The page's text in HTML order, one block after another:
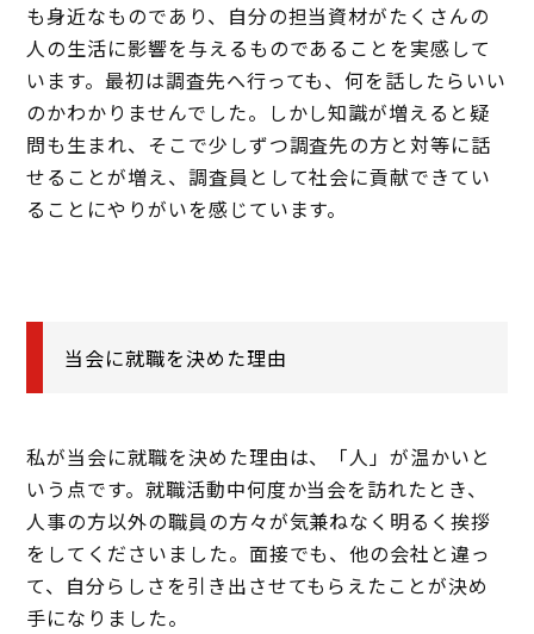
も身近なものであり、自分の担当資材がたくさんの
人の生活に影響を与えるものであることを実感して
います。最初は調査先へ行っても、何を話したらいい
のかわかりませんでした。しかし知識が増えると疑
問も生まれ、そこで少しずつ調査先の方と対等に話
せることが増え、調査員として社会に貢献できてい
ることにやりがいを感じています。
当会に就職を決めた理由
私が当会に就職を決めた理由は、「人」が温かいと
いう点です。就職活動中何度か当会を訪れたとき、
人事の方以外の職員の方々が気兼ねなく明るく挨拶
をしてくださいました。面接でも、他の会社と違っ
て、自分らしさを引き出させてもらえたことが決め
手になりました。